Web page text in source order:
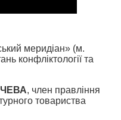
меридіан» (м.
конфліктології та
, член правління
товариства